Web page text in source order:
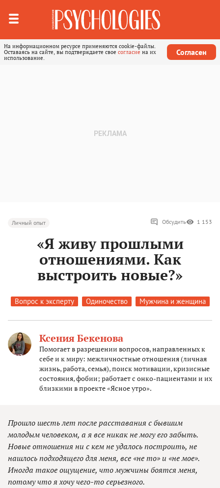
На информационном ресурсе применяются cookie-файлы.
Оставаясь на сайте, вы подтверждаете свое согласие на их
использование.
Согласен
Личный опыт Обсудить 1 153
«Я живу прошлыми
отношениями. Как
выстроить новые?»
Вопрос к эксперту Одиночество Мужчина и женщина
Ксения Бекенова
Помогает в разрешении вопросов, направленных к
себе и к миру: межличностные отношения (личная
жизнь, работа, семья), поиск мотивации, кризисные
состояния, фобии; работает с онко-пациентами и их
близкими в проекте «Ясное утро».
Прошло шесть лет после расставания с бывшим
молодым человеком, а я все никак не могу его забыть.
Новые отношения ни с кем не удалось построить, не
нашлось подходящего для меня, все «не то» и «не мое».
Иногда такое ощущение, что мужчины боятся меня,
потому что я хочу чего-то серьезного.